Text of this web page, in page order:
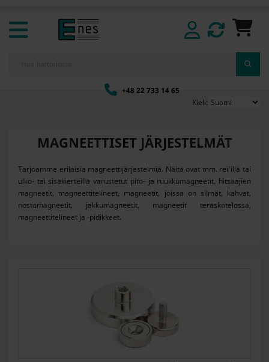
+48 22 733 14 65
Kieli:
MAGNEETTISET JÄRJESTELMÄT
Tarjoamme erilaisia magneettijärjestelmiä. Näitä ovat mm. rei'illä tai
ulko- tai sisäkierteillä varustetut pito- ja ruukkumagneetit, hitsaajien
magneetit, magneettitelineet, magneetit, joissa on silmät, kahvat,
nostomagneetit, jakkumagneetit, magneetit teräskotelossa,
magneettitelineet ja -pidikkeet.